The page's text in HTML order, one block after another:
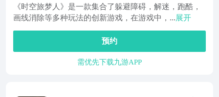
《时空旅梦人》是一款集合了躲避障碍，解迷，跑酷，
画线消除等多种玩法的创新游戏，在游戏中，...展开
预约
需优先下载九游APP